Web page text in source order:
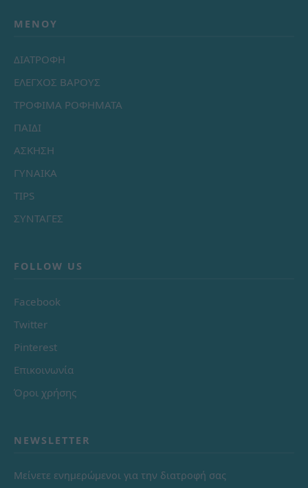
ΜΕΝΟΎ
ΔΙΑΤΡΟΦΗ
ΕΛΕΓΧΟΣ ΒΑΡΟΥΣ
ΤΡΟΦΙΜΑ ΡΟΦΗΜΑΤΑ
ΠΑΙΔΙ
ΑΣΚΗΣΗ
ΓΥΝΑΙΚΑ
TIPS
ΣΥΝΤΑΓΕΣ
FOLLOW US
Facebook
Twitter
Pinterest
Επικοινωνία
Όροι χρήσης
NEWSLETTER
Μείνετε ενημερώμενοι για την διατροφή σας